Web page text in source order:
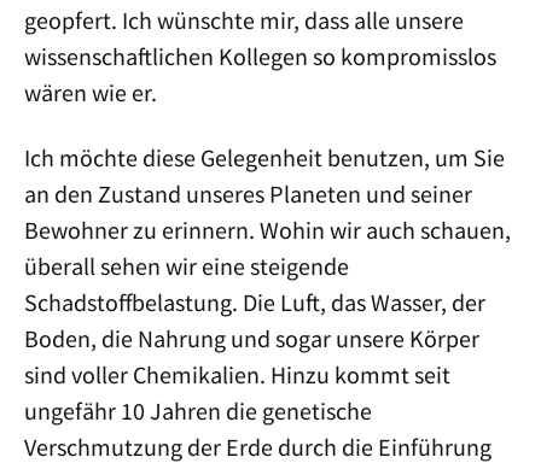
geopfert. Ich wünschte mir, dass alle unsere
wissenschaftlichen Kollegen so kompromisslos
wären wie er.
Ich möchte diese Gelegenheit benutzen, um Sie
an den Zustand unseres Planeten und seiner
Bewohner zu erinnern. Wohin wir auch schauen,
überall sehen wir eine steigende
Schadstoffbelastung. Die Luft, das Wasser, der
Boden, die Nahrung und sogar unsere Körper
sind voller Chemikalien. Hinzu kommt seit
ungefähr 10 Jahren die genetische
Verschmutzung der Erde durch die Einführung